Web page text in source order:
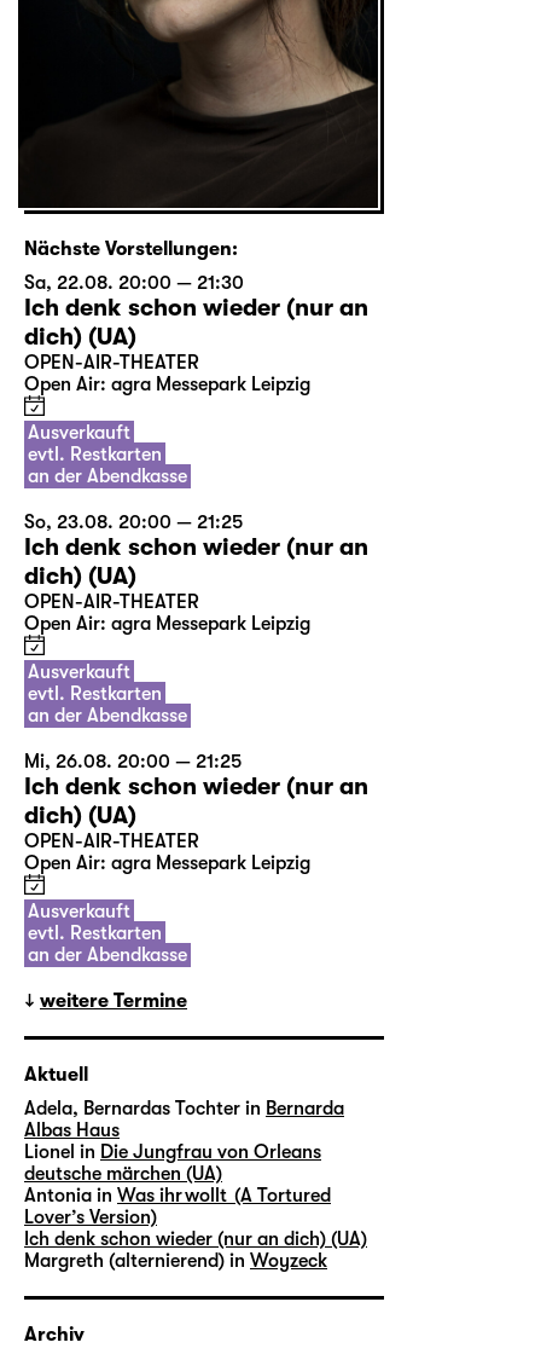
Nächste Vorstellungen:
Sa, 22.08. 20:00 — 21:30
Ich denk schon wieder (nur an
dich) (UA)
OPEN-AIR-THEATER
Open Air: agra Messepark Leipzig
Ausverkauft
evtl. Restkarten
an der Abendkasse
So, 23.08. 20:00 — 21:25
Ich denk schon wieder (nur an
dich) (UA)
OPEN-AIR-THEATER
Open Air: agra Messepark Leipzig
Ausverkauft
evtl. Restkarten
an der Abendkasse
Mi, 26.08. 20:00 — 21:25
Ich denk schon wieder (nur an
dich) (UA)
OPEN-AIR-THEATER
Open Air: agra Messepark Leipzig
Ausverkauft
evtl. Restkarten
an der Abendkasse
weitere Termine
Aktuell
Adela, Bernardas Tochter in Bernarda
Albas Haus
Lionel in Die Jungfrau von Orleans
deutsche märchen (UA)
Antonia in Was ihr wollt (A Tortured
Lover’s Version)
Ich denk schon wieder (nur an dich) (UA)
Margreth (alternierend) in Woyzeck
Archiv